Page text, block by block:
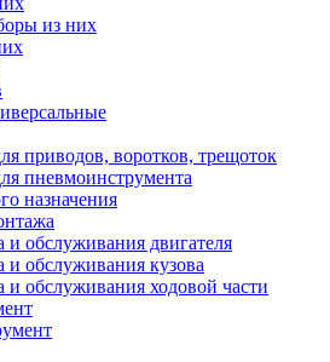
из них
приводов, воротков, трещоток
пневмоинструмента
назначения
обслуживания двигателя
и обслуживания кузова
и обслуживания ходовой части